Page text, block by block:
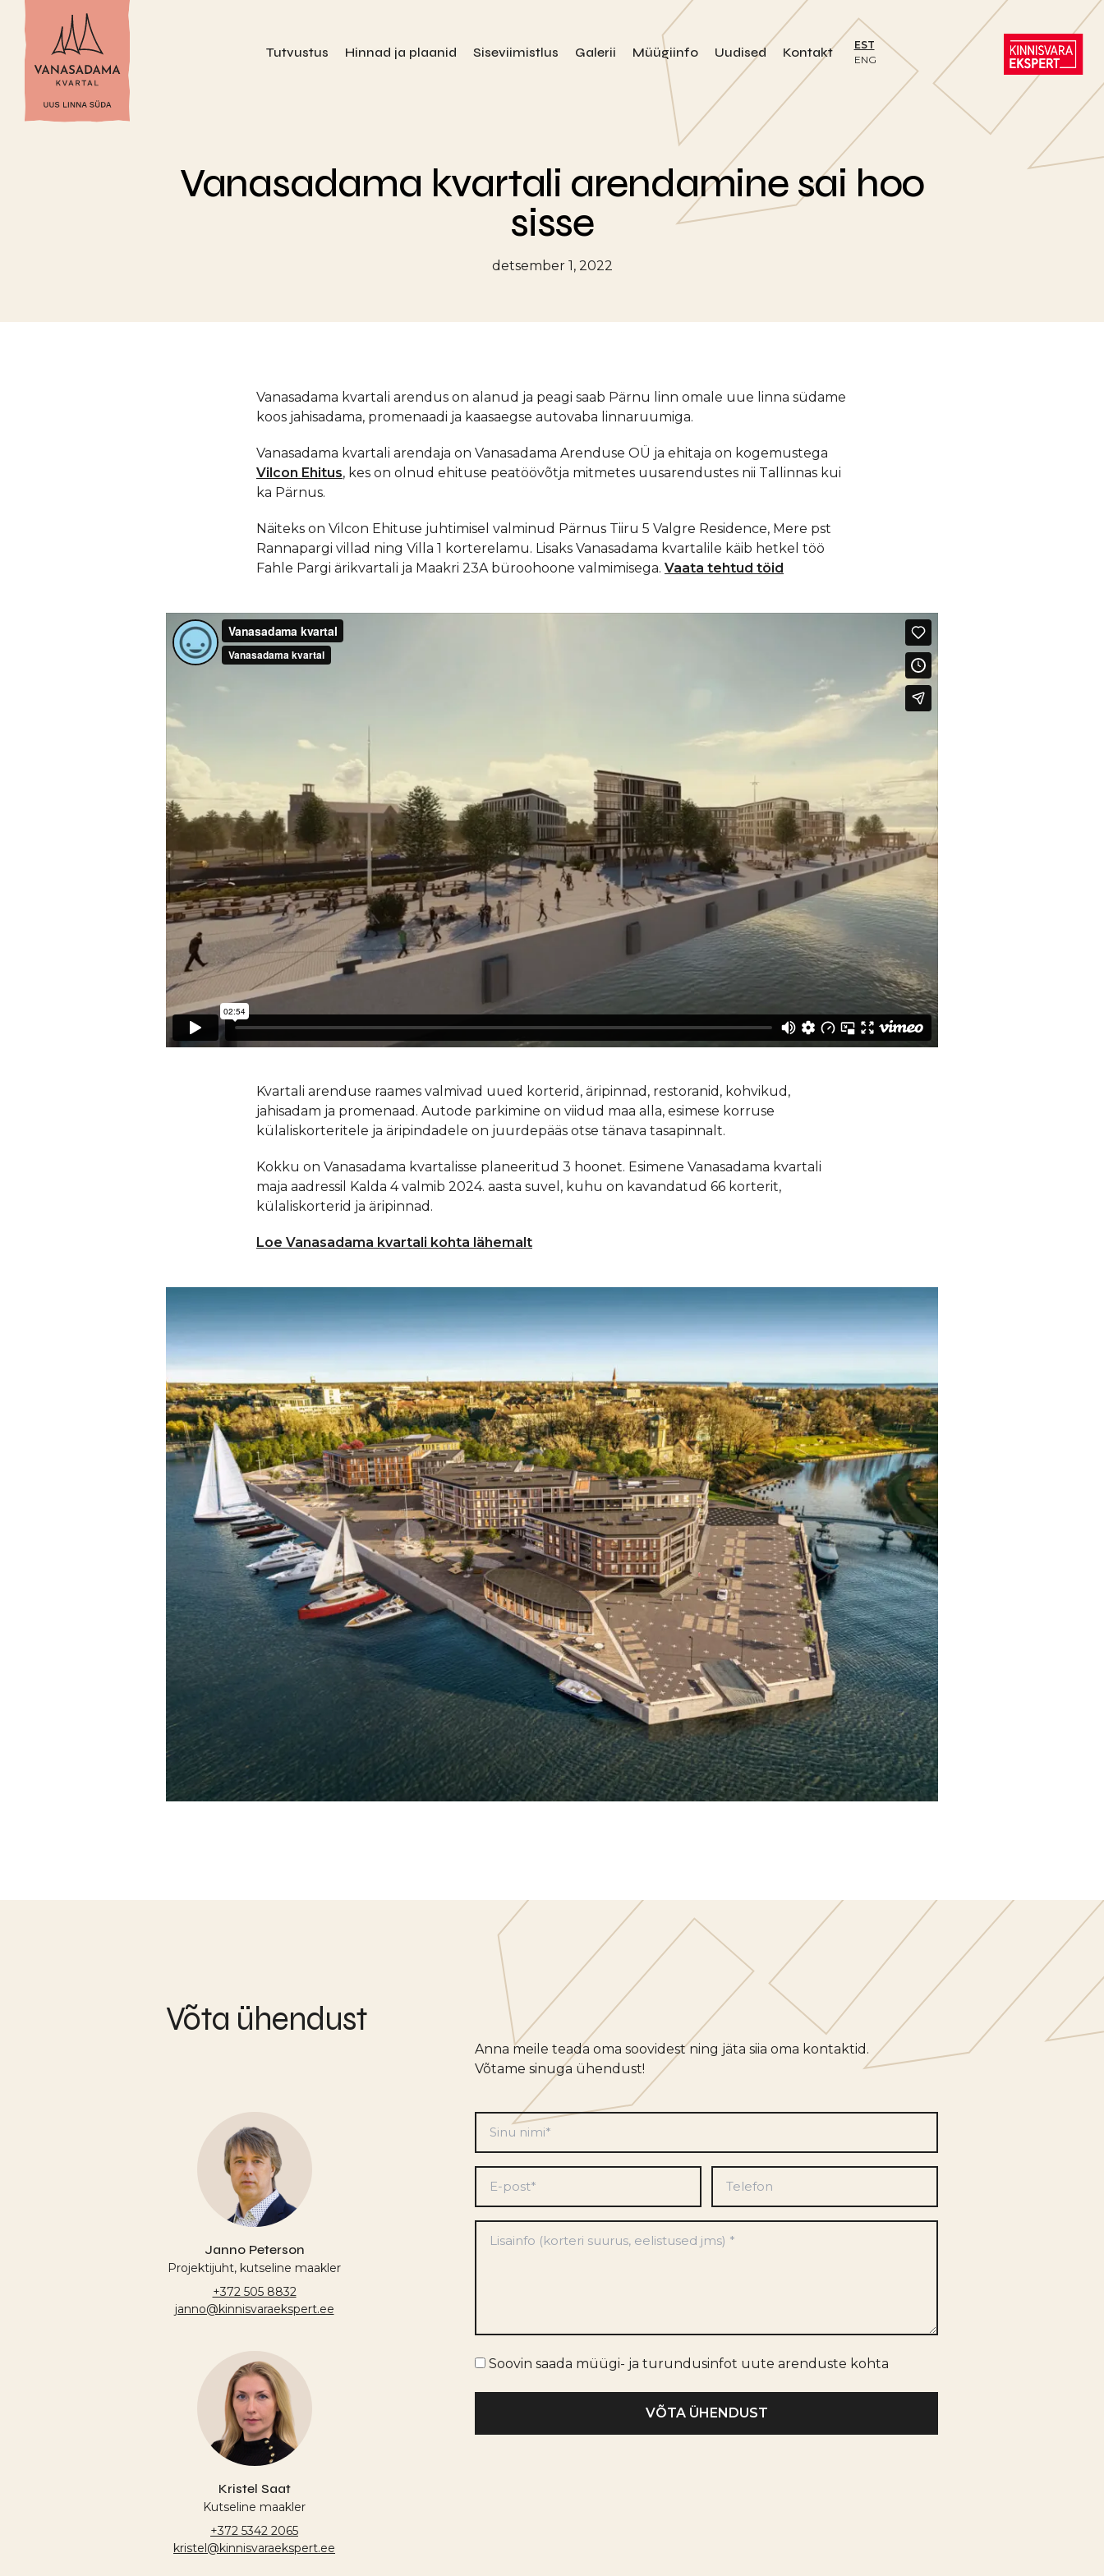
Tutvustus Hinnad ja plaanid Siseviimistlus Galerii Müügiinfo Uudised Kontakt
EST
ENG
Vanasadama kvartali arendamine sai hoo
sisse
detsember 1, 2022
Vanasadama kvartali arendus on alanud ja peagi saab Pärnu linn omale uue linna südame
koos jahisadama, promenaadi ja kaasaegse autovaba linnaruumiga.
Vanasadama kvartali arendaja on Vanasadama Arenduse OÜ ja ehitaja on kogemustega
Vilcon Ehitus, kes on olnud ehituse peatöövõtja mitmetes uusarendustes nii Tallinnas kui
ka Pärnus.
Näiteks on Vilcon Ehituse juhtimisel valminud Pärnus Tiiru 5 Valgre Residence, Mere pst
Rannapargi villad ning Villa 1 korterelamu. Lisaks Vanasadama kvartalile käib hetkel töö
Fahle Pargi ärikvartali ja Maakri 23A büroohoone valmimisega. Vaata tehtud töid
Kvartali arenduse raames valmivad uued korterid, äripinnad, restoranid, kohvikud,
jahisadam ja promenaad. Autode parkimine on viidud maa alla, esimese korruse
külaliskorteritele ja äripindadele on juurdepääs otse tänava tasapinnalt.
Kokku on Vanasadama kvartalisse planeeritud 3 hoonet. Esimene Vanasadama kvartali
maja aadressil Kalda 4 valmib 2024. aasta suvel, kuhu on kavandatud 66 korterit,
külaliskorterid ja äripinnad.
Loe Vanasadama kvartali kohta lähemalt
Võta ühendust
Anna meile teada oma soovidest ning jäta siia oma kontaktid.
Võtame sinuga ühendust!
Janno Peterson
Projektijuht, kutseline maakler
+372 505 8832
janno@kinnisvaraekspert.ee
Kristel Saat
Kutseline maakler
+372 5342 2065
kristel@kinnisvaraekspert.ee
nimi
post
Turundusinfo
Soovin saada müügi- ja turundusinfot uute arenduste kohta